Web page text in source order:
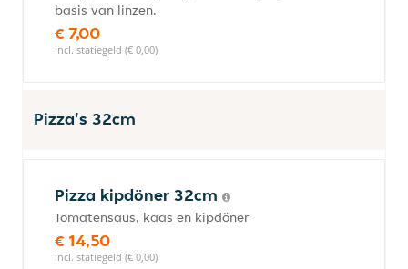
basis van linzen.
€ 7,00
incl. statiegeld (€ 0,00)
Pizza's 32cm
Pizza kipdöner 32cm
Tomatensaus, kaas en kipdöner
€ 14,50
incl. statiegeld (€ 0,00)